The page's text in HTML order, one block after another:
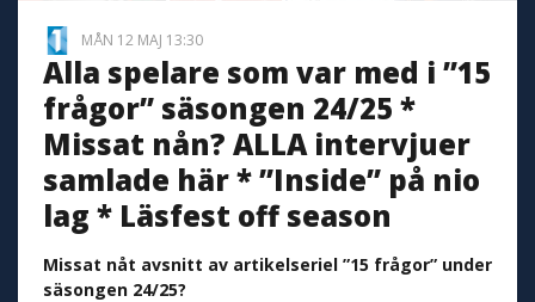
MÅN 12 MAJ 13:30
Alla spelare som var med i ”15
frågor” säsongen 24/25 *
Missat nån? ALLA intervjuer
samlade här * ”Inside” på nio
lag * Läsfest off season
Missat nåt avsnitt av artikelseriel ”15 frågor” under
säsongen 24/25?